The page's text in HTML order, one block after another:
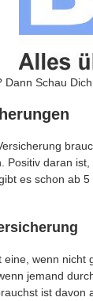
Dann Schau
Positiv daran
es schon ab
eine, wenn nicht
jemand
ist